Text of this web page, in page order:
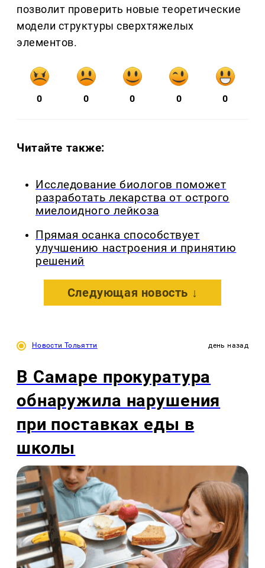
позволит проверить новые теоретические
модели структуры сверхтяжелых
элементов.
0 0 0 0 0
Читайте также:
Исследование биологов поможет
разработать лекарства от острого
миелоидного лейкоза
Прямая осанка способствует
улучшению настроения и принятию
решений
Следующая новость ↓
Новости Тольятти день назад
В Самаре прокуратура
обнаружила нарушения
при поставках еды в
школы